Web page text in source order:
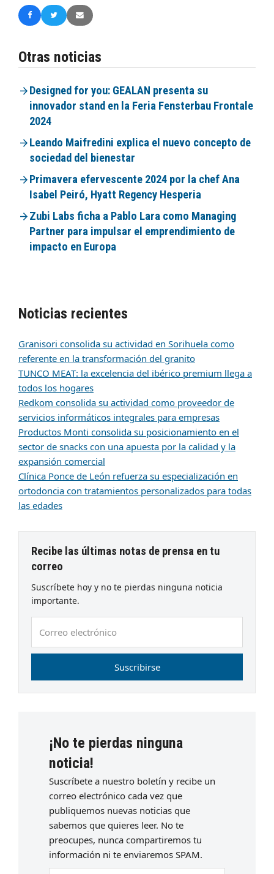
Otras noticias
Designed for you: GEALAN presenta su
innovador stand en la Feria Fensterbau Frontale
2024
Leando Maifredini explica el nuevo concepto de
sociedad del bienestar
Primavera efervescente 2024 por la chef Ana
Isabel Peiró, Hyatt Regency Hesperia
Zubi Labs ficha a Pablo Lara como Managing
Partner para impulsar el emprendimiento de
impacto en Europa
Noticias recientes
Granisori consolida su actividad en Sorihuela como
referente en la transformación del granito
TUNCO MEAT: la excelencia del ibérico premium llega a
todos los hogares
Redkom consolida su actividad como proveedor de
servicios informáticos integrales para empresas
Productos Monti consolida su posicionamiento en el
sector de snacks con una apuesta por la calidad y la
expansión comercial
Clínica Ponce de León refuerza su especialización en
ortodoncia con tratamientos personalizados para todas
las edades
Recibe las últimas notas de prensa en tu
correo
Suscríbete hoy y no te pierdas ninguna noticia
importante.
electrónico
Suscribirse
¡No te pierdas ninguna
noticia!
Suscríbete a nuestro boletín y recibe un
correo electrónico cada vez que
publiquemos nuevas noticias que
sabemos que quieres leer. No te
preocupes, nunca compartiremos tu
información ni te enviaremos SPAM.